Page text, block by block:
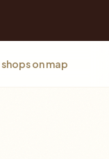
shops on map